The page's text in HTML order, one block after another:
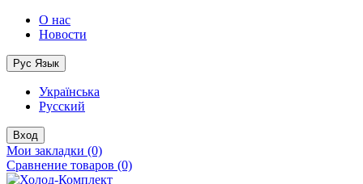
О нас
Новости
Рус Язык
Українська
Русский
Вход
Мои закладки (0)
Сравнение товаров (0)